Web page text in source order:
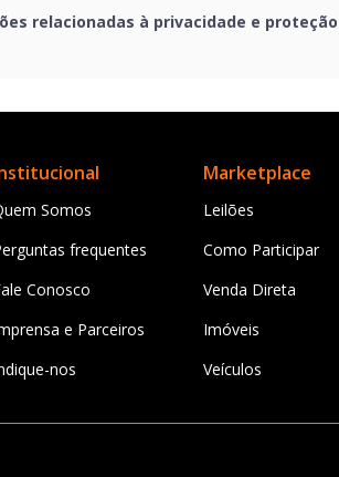
relacionadas à privacidade e
Somos
frequentes
Conosco
e Parceiros
nos
Marketplace
Leilões
Como Participar
Venda Direta
Imóveis
Veículos